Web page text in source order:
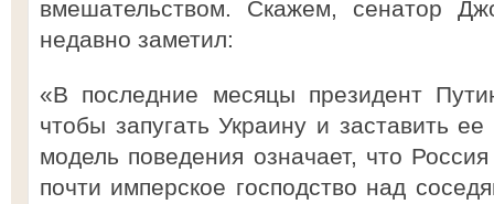
вмешательством. Скажем, сенатор
недавно заметил:
«В последние месяцы президент
чтобы запугать Украину и заставить
модель поведения означает, что
почти имперское господство над